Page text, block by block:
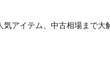
アイテム、中古相場まで大